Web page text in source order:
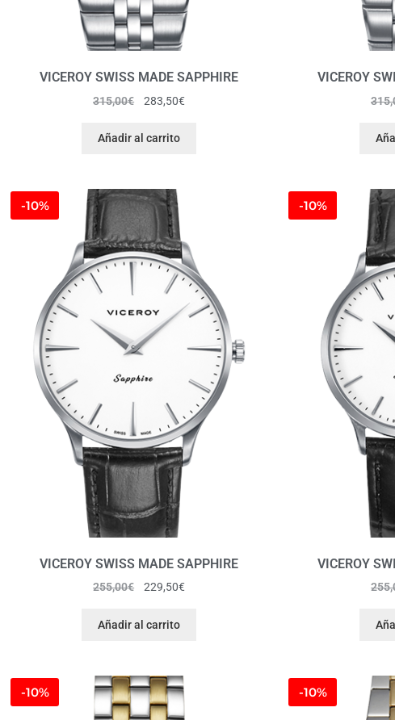
VICEROY SWISS MADE SAPPHIRE
315,00€ 283,50€
Añadir al carrito
VICEROY
-10%
VICEROY SWISS MADE SAPPHIRE
255,00€ 229,50€
Añadir al carrito
-10%
VICEROY
-10% -10%